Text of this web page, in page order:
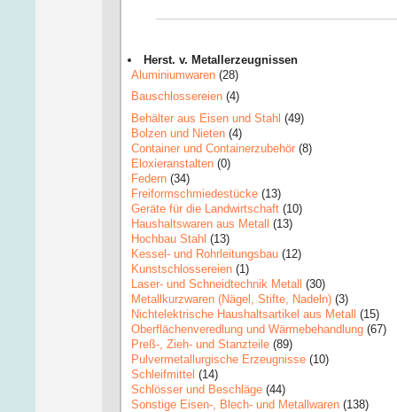
Herst. v. Metallerzeugnissen
Aluminiumwaren (28)
Bauschlossereien (4)
Behälter aus Eisen und Stahl (49)
Bolzen und Nieten (4)
Container und Containerzubehör (8)
Eloxieranstalten (0)
Federn (34)
Freiformschmiedestücke (13)
Geräte für die Landwirtschaft (10)
Haushaltswaren aus Metall (13)
Hochbau Stahl (13)
Kessel- und Rohrleitungsbau (12)
Kunstschlossereien (1)
Laser- und Schneidtechnik Metall (30)
Metallkurzwaren (Nägel, Stifte, Nadeln) (3)
Nichtelektrische Haushaltsartikel aus Metall (15)
Oberflächenveredlung und Wärmebehandlung (67)
Preß-, Zieh- und Stanzteile (89)
Pulvermetallurgische Erzeugnisse (10)
Schleifmittel (14)
Schlösser und Beschläge (44)
Sonstige Eisen-, Blech- und Metallwaren (138)